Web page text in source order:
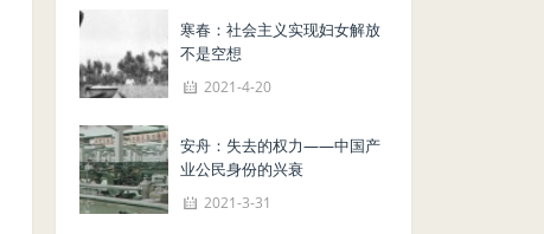
寒春：社会主义实现妇女解放
不是空想
2021-4-20
安舟：失去的权力——中国产
业公民身份的兴衰
2021-3-31